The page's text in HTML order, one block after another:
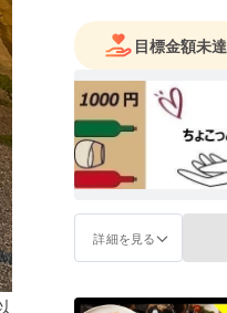
目標金額未
詳細を見る